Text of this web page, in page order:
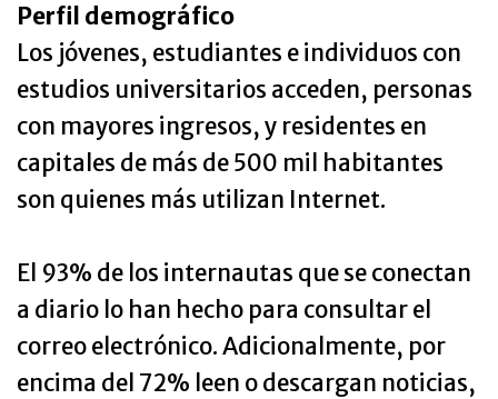
Perfil demográfico
Los jóvenes, estudiantes e individuos con
estudios universitarios acceden, personas
con mayores ingresos, y residentes en
capitales de más de 500 mil habitantes
son quienes más utilizan Internet.
El 93% de los internautas que se conectan
a diario lo han hecho para consultar el
correo electrónico. Adicionalmente, por
encima del 72% leen o descargan noticias,